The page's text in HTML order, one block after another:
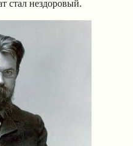
стал нездоровый.